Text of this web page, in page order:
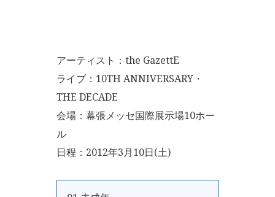
アーティスト：the GazettE
ライブ：10TH ANNIVERSARY・
THE DECADE
会場：幕張メッセ国際展示場10ホー
ル
日程：2012年3月10日(土)